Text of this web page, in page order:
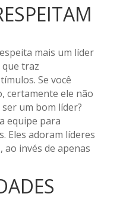
mais um líder
que traz
Se você
certamente ele não
um bom líder?
equipe para
Eles adoram líderes
invés de apenas